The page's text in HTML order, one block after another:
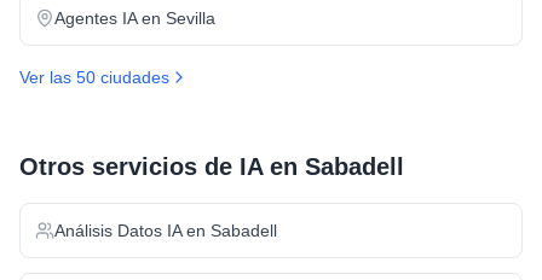
Agentes IAen Sevilla
Ver las 50 ciudades
Otros servicios de IA en Sabadell
Análisis Datos IAen Sabadell